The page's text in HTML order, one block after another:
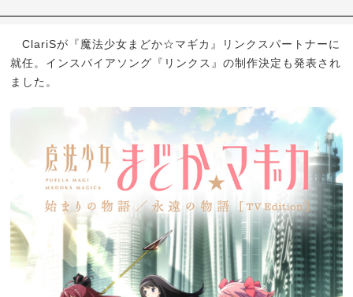
ClariSが『魔法少女まどか☆マギカ』リンクスパートナーに
就任。インスパイアソング『リンクス』の制作決定も発表され
ました。